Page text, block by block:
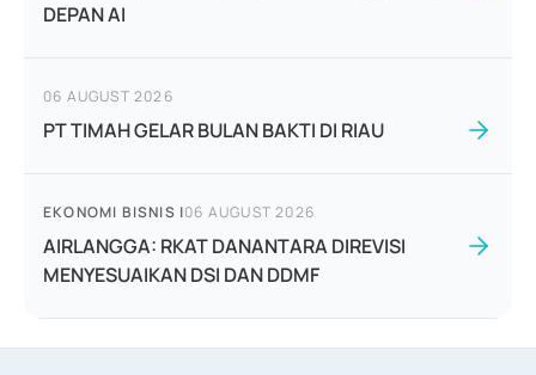
DEPAN AI
06 AUGUST 2026
PT TIMAH GELAR BULAN BAKTI DI RIAU
EKONOMI BISNIS |06 AUGUST 2026
AIRLANGGA: RKAT DANANTARA DIREVISI
MENYESUAIKAN DSI DAN DDMF